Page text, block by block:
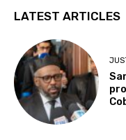
LATEST ARTICLES